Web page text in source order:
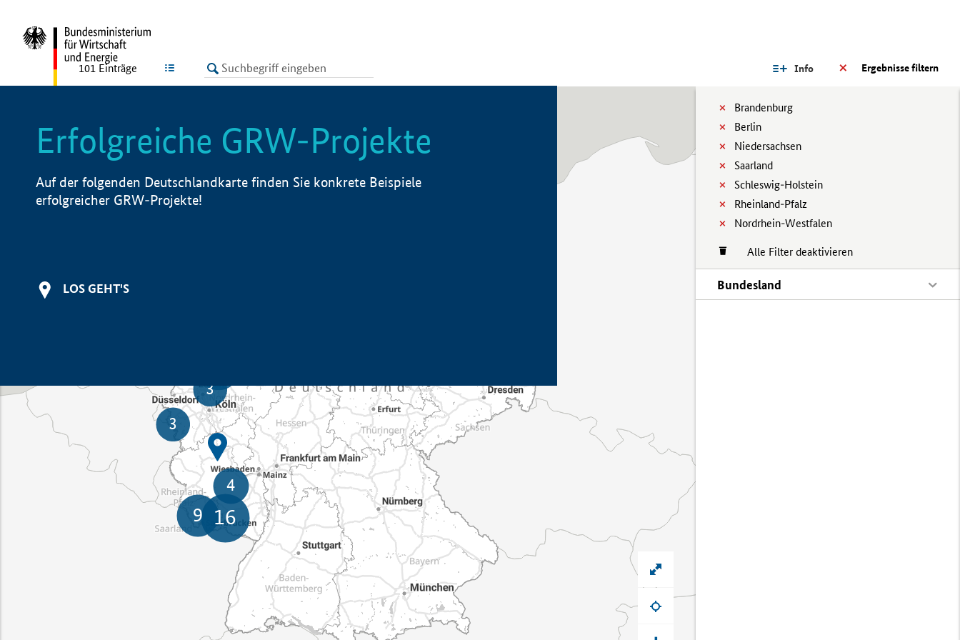
LISTE Ergebnisse filtern
Info
Brandenburg
Berlin
Niedersachsen
Saarland
Schleswig-Holstein
Rheinland-Pfalz
Nordrhein-Westfalen
Alle Filter deaktivieren
Bundesland
101 Einträge
Erfolgreiche GRW-Projekte
Auf der folgenden Deutschlandkarte finden Sie konkrete Beispiele
erfolgreicher GRW-Projekte!
LOS GEHT'S